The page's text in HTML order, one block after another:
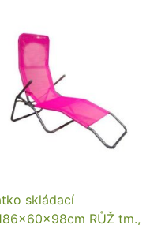
skládací
RŮŽ tm.,